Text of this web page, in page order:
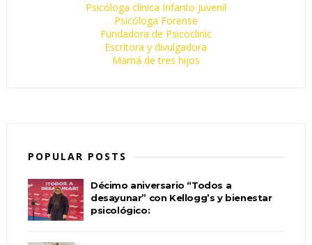
Psicóloga clínica Infanto Juvenil
Psicóloga Forense
Fundadora de Psicoclinic
Escritora y divulgadora
Mamá de tres hijos
POPULAR POSTS
Décimo aniversario “Todos a
desayunar” con Kellogg’s y bienestar
psicológico: